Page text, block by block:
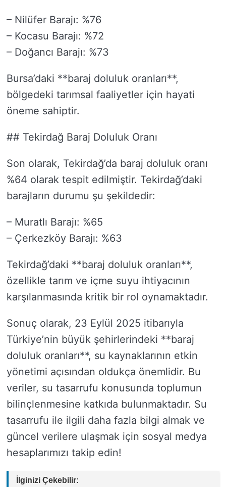
– Nilüfer Barajı: %76
– Kocasu Barajı: %72
– Doğancı Barajı: %73
Bursa’daki **baraj doluluk oranları**,
bölgedeki tarımsal faaliyetler için hayati
öneme sahiptir.
## Tekirdağ Baraj Doluluk Oranı
Son olarak, Tekirdağ’da baraj doluluk oranı
%64 olarak tespit edilmiştir. Tekirdağ’daki
barajların durumu şu şekildedir:
– Muratlı Barajı: %65
– Çerkezköy Barajı: %63
Tekirdağ’daki **baraj doluluk oranları**,
özellikle tarım ve içme suyu ihtiyacının
karşılanmasında kritik bir rol oynamaktadır.
Sonuç olarak, 23 Eylül 2025 itibarıyla
Türkiye’nin büyük şehirlerindeki **baraj
doluluk oranları**, su kaynaklarının etkin
yönetimi açısından oldukça önemlidir. Bu
veriler, su tasarrufu konusunda toplumun
bilinçlenmesine katkıda bulunmaktadır. Su
tasarrufu ile ilgili daha fazla bilgi almak ve
güncel verilere ulaşmak için sosyal medya
hesaplarımızı takip edin!
İlginizi Çekebilir: